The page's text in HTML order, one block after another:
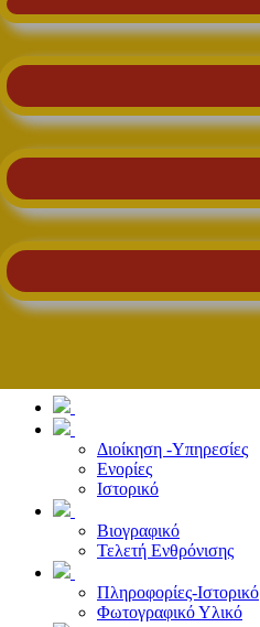
Διοίκηση -Υπηρεσίες
Ενορίες
Ιστορικό
Βιογραφικό
Τελετή Ενθρόνισης
Πληροφορίες-Ιστορικό
Φωτογραφικό Υλικό